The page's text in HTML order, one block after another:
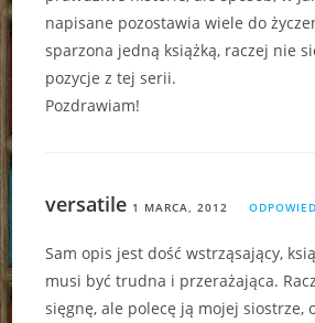
napisane pozostawia wiele do
sparzona jedną książką, raczej nie
pozycje z tej serii.
Pozdrawiam!
versatile 1 MARCA, 2012
Sam opis jest dość wstrząsający,
musi być trudna i przerażająca.
sięgnę, ale polecę ją mojej siostrze,